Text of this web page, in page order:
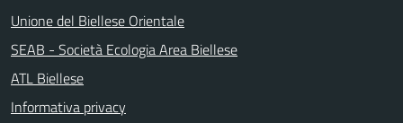
Unione del Biellese Orientale
SEAB - Società Ecologia Area Biellese
ATL Biellese
Informativa privacy